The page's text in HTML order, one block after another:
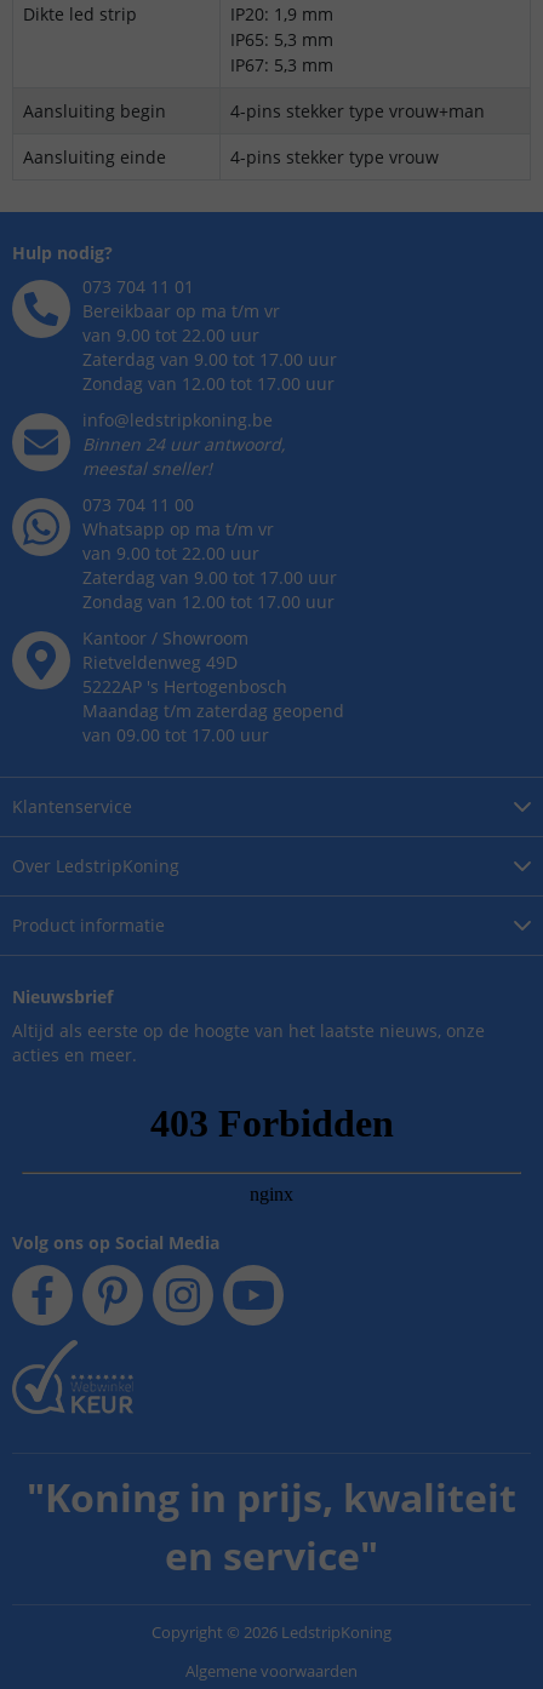
Dikte led strip
IP20: 1,9 mm
IP65: 5,3 mm
IP67: 5,3 mm
Aansluiting begin
4-pins stekker type vrouw+man
Aansluiting einde
4-pins stekker type vrouw
Over LedstripKoning
Product informatie
Klantenservice
Hulp nodig?
073 704 11 01
Bereikbaar op ma t/m vr
van 9.00 tot 22.00 uur
Zaterdag van 9.00 tot 17.00 uur
Zondag van 12.00 tot 17.00 uur
info@ledstripkoning.be
Binnen 24 uur antwoord,
meestal sneller!
073 704 11 00
Whatsapp op ma t/m vr
van 9.00 tot 22.00 uur
Zaterdag van 9.00 tot 17.00 uur
Zondag van 12.00 tot 17.00 uur
Kantoor / Showroom
Rietveldenweg 49D
5222AP 's Hertogenbosch
Maandag t/m zaterdag geopend
van 09.00 tot 17.00 uur
Nieuwsbrief
Altijd als eerste op de hoogte van het laatste nieuws, onze
acties en meer.
Volg ons op Social Media
"Koning in prijs, kwaliteit
en service"
Copyright © 2026 LedstripKoning
Algemene voorwaarden